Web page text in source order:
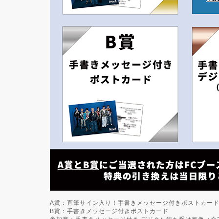
A賞：直筆サイン入り！手書きメッセージ付きポストカー
B賞：手書きメッセージ付きポストカード